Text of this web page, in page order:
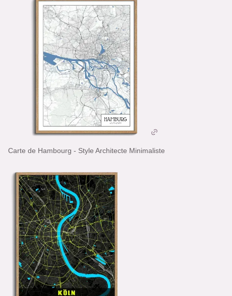
Carte de Hambourg - Style Architecte Minimaliste